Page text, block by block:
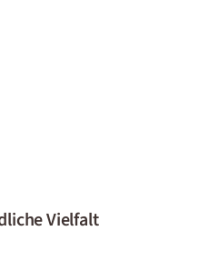
Vielfalt